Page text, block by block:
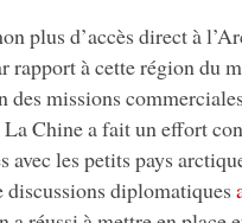
plus d’accès direct à
rapport à cette région du
missions
Chine a fait un effort
avec les petits pays
discussions diplomatiques